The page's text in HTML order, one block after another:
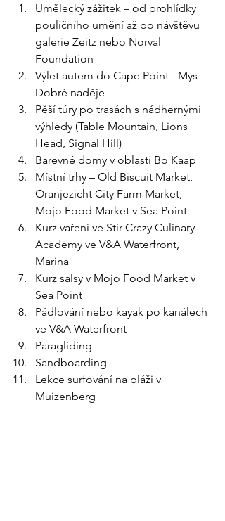
Umělecký zážitek – od prohlídky
pouličního umění až po návštěvu
galerie Zeitz nebo Norval
Foundation
Výlet autem do Cape Point - Mys
Dobré naděje
Pěší túry po trasách s nádhernými
výhledy (Table Mountain, Lions
Head, Signal Hill)
Barevné domy v oblasti Bo Kaap
Místní trhy – Old Biscuit Market,
Oranjezicht City Farm Market,
Mojo Food Market v Sea Point
Kurz vaření ve Stir Crazy Culinary
Academy ve V&A Waterfront,
Marina
Kurz salsy v Mojo Food Market v
Sea Point
Pádlování nebo kayak po kanálech
ve V&A Waterfront
Paragliding
Sandboarding
Lekce surfování na pláži v
Muizenberg